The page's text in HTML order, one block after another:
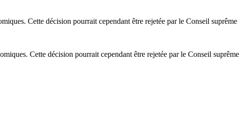
Cette décision pourrait cependant être rejetée par le Conseil suprême
Cette décision pourrait cependant être rejetée par le Conseil suprême